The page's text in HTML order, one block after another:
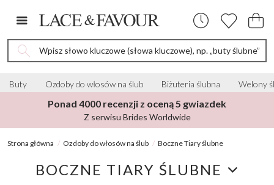
Wpisz słowo kluczowe (słowa kluczowe), np. „buty ślubne”
Buty Ozdoby do włosów na ślub Biżuteria ślubna Welony
Ponad 4000 recenzji z oceną 5 gwiazdek
Z serwisu Brides Worldwide
Strona główna Ozdoby do włosów na ślub Boczne Tiary ślubne
BOCZNE TIARY ŚLUBNE